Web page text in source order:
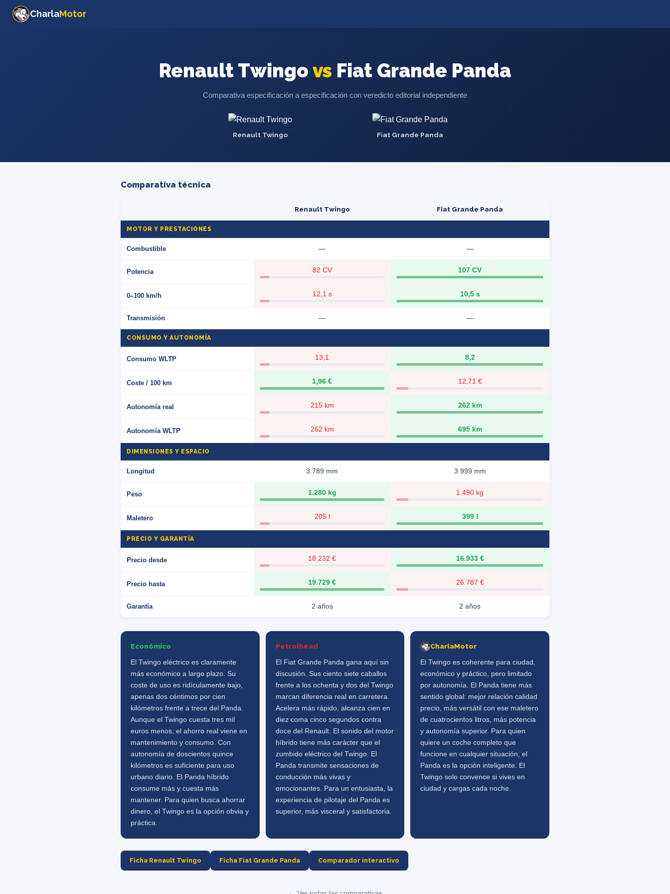
CharlaMotor
Renault Twingo vs Fiat Grande Panda
Comparativa especificación a especificación con veredicto editorial independiente
Renault Twingo Fiat Grande Panda
Comparativa técnica
Renault Twingo Fiat Grande Panda
MOTOR Y PRESTACIONES
Combustible — —
Potencia 82 CV 107 CV
0–100 km/h 12,1 s 10,5 s
Transmisión — —
CONSUMO Y AUTONOMÍA
Consumo WLTP 13,1 8,2
Coste / 100 km 1,96 € 12,71 €
Autonomía real 215 km 262 km
Autonomía WLTP 262 km 695 km
DIMENSIONES Y ESPACIO
Longitud 3.789 mm 3.999 mm
Peso 1.280 kg 1.490 kg
Maletero 205 l 399 l
PRECIO Y GARANTÍA
Precio desde 18.232 € 16.933 €
Precio hasta 19.729 € 26.787 €
Garantía 2 años 2 años
Económico
El Twingo eléctrico es claramente
más económico a largo plazo. Su
coste de uso es ridículamente bajo,
apenas dos céntimos por cien
kilómetros frente a trece del Panda.
Aunque el Twingo cuesta tres mil
euros menos, el ahorro real viene en
mantenimiento y consumo. Con
autonomía de doscientos quince
kilómetros es suficiente para uso
urbano diario. El Panda híbrido
consume más y cuesta más
mantener. Para quien busca ahorrar
dinero, el Twingo es la opción obvia y
práctica.
Petrolhead
El Fiat Grande Panda gana aquí sin
discusión. Sus ciento siete caballos
frente a los ochenta y dos del Twingo
marcan diferencia real en carretera.
Acelera más rápido, alcanza cien en
diez coma cinco segundos contra
doce del Renault. El sonido del motor
híbrido tiene más carácter que el
zumbido eléctrico del Twingo. El
Panda transmite sensaciones de
conducción más vivas y
emocionantes. Para un entusiasta, la
experiencia de pilotaje del Panda es
superior, más visceral y satisfactoria.
CharlaMotor
El Twingo es coherente para ciudad,
económico y práctico, pero limitado
por autonomía. El Panda tiene más
sentido global: mejor relación calidad
precio, más versátil con ese maletero
de cuatrocientos litros, más potencia
y autonomía superior. Para quien
quiere un coche completo que
funcione en cualquier situación, el
Panda es la opción inteligente. El
Twingo solo convence si vives en
ciudad y cargas cada noche.
Ficha Renault Twingo Ficha Fiat Grande Panda Comparador interactivo